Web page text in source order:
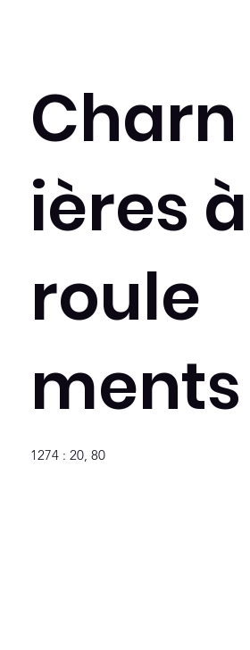
Charn
ières à
roule
ments
1274 : 20, 80